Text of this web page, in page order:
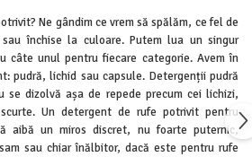
și
Ne gândim ce vrem să spălăm, ce fel de
închise la culoare. Putem lua un singur
câte unul pentru fiecare categorie. Avem în
pudră, lichid sau capsule. Detergenții pudră
se dizolvă așa de repede precum cei lichizi,
Un detergent de rufe potrivit pentru
aibă un miros discret, nu foarte puternic,
sau chiar înălbitor, dacă este pentru rufe